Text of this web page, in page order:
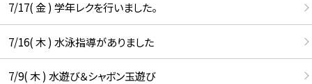
7/17( 金 ) 学年レクを行いました。
7/16( 木 ) 水泳指導がありました
7/9( 木 ) 水遊び＆シャボン玉遊び